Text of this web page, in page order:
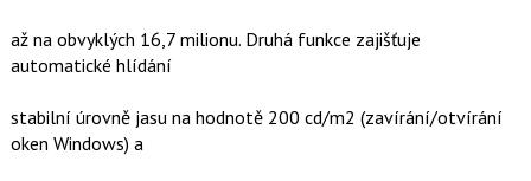
až na obvyklých 16,7 milionu. Druhá funkce zajišťuje
automatické hlídání
stabilní úrovně jasu na hodnotě 200 cd/m2 (zavírání/otvírání
oken Windows) a